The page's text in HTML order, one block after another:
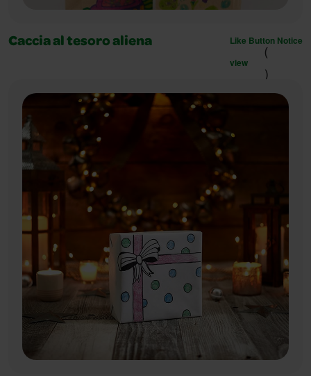
Caccia al tesoro aliena Like Button Notice
(
view
)